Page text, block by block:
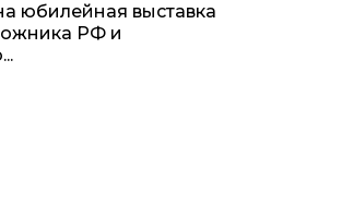
юбилейная выставка
РФ и